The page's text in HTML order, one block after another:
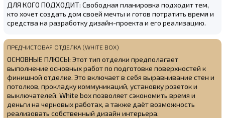
ДЛЯ КОГО ПОДХОДИТ: Свободная планировка подходит тем,
кто хочет создать дом своей мечты и готов потратить время и
средства на разработку дизайн-проекта и его реализацию.
ПРЕДЧИСТОВАЯ ОТДЕЛКА (WHITE BOX)
ОСНОВНЫЕ ПЛЮСЫ: Этот тип отделки предполагает
выполнение основных работ по подготовке поверхностей к
финишной отделке. Это включает в себя выравнивание стен и
потолков, прокладку коммуникаций, установку розеток и
выключателей. White box позволяет сэкономить время и
деньги на черновых работах, а также даёт возможность
реализовать собственный дизайн интерьера.